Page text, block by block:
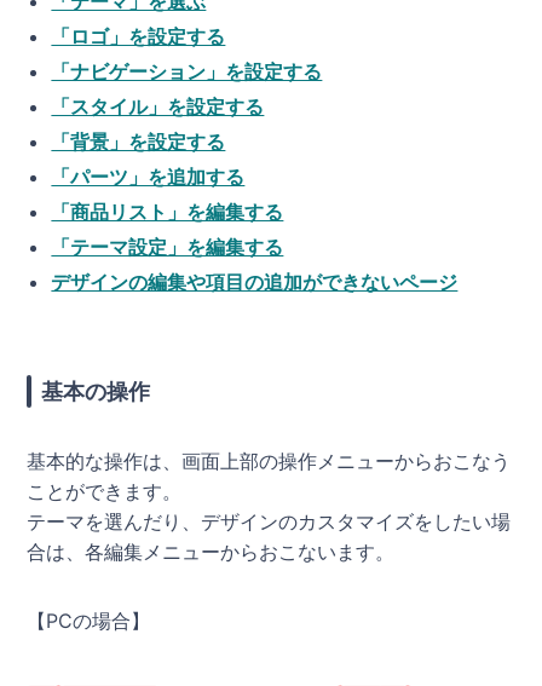
「ロゴ」を設定する
「ナビゲーション」を設定する
「スタイル」を設定する
「背景」を設定する
「パーツ」を追加する
「商品リスト」を編集する
「テーマ設定」を編集する
デザインの編集や項目の追加ができないページ
基本の操作
基本的な操作は、画面上部の操作メニューからおこなう
ことができます。
テーマを選んだり、デザインのカスタマイズをしたい場
合は、各編集メニューからおこないます。
【PCの場合】